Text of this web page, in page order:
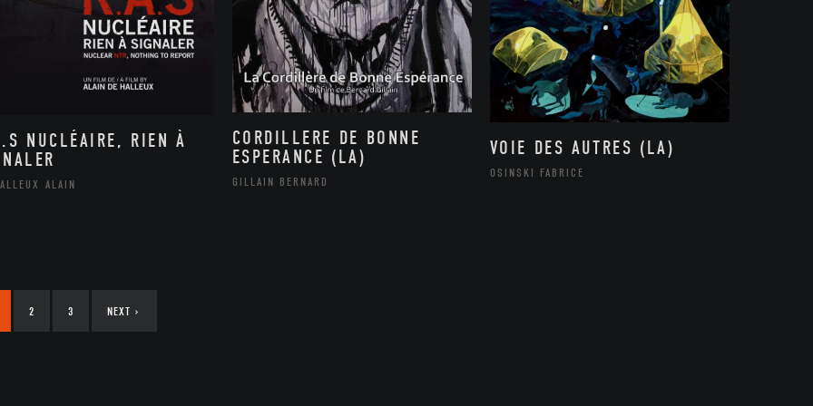
NUCLÉAIRE, RIEN À
ALAIN
CORDILLERE DE BONNE
ESPERANCE (LA)
GILLAIN BERNARD
VOIE DES AUTRES (LA)
OSINSKI FABRICE
2 3 NEXT ›